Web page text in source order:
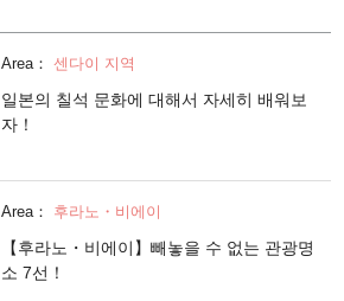
Area： 센다이 지역
일본의 칠석 문화에 대해서 자세히 배워보
자！
Area： 후라노・비에이
【후라노・비에이】빼놓을 수 없는 관광명
소 7선！